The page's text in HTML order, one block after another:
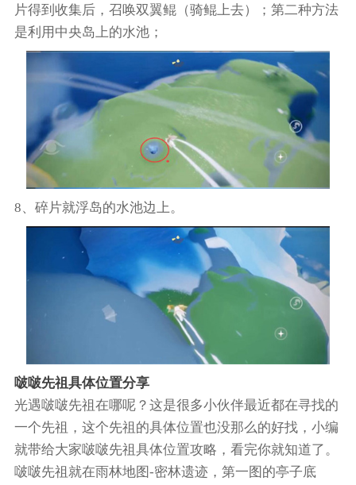
片得到收集后，召唤双翼鲲（骑鲲上去）；第二种方法
是利用中央岛上的水池；
8、碎片就浮岛的水池边上。
啵啵先祖具体位置分享
光遇啵啵先祖在哪呢？这是很多小伙伴最近都在寻找的
一个先祖，这个先祖的具体位置也没那么的好找，小编
就带给大家啵啵先祖具体位置攻略，看完你就知道了。
啵啵先祖就在雨林地图-密林遗迹，第一图的亭子底